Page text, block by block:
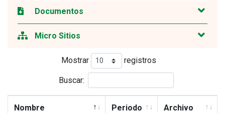
Documentos
Micro Sitios
Mostrar registros
Buscar:
Nombre Periodo Archivo